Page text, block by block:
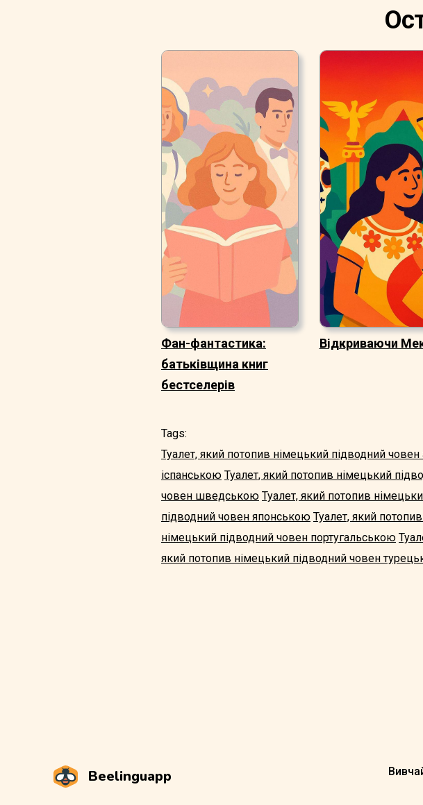
Фан-фантастика:
батьківщина книг
бестселерів
Відкриваючи
Tags:
Туалет, який потопив німецький підводний човен
іспанською Туалет, який потопив німецький
човен шведською Туалет, який потопив
підводний човен японською Туалет, який
німецький підводний човен португальською
який потопив німецький підводний човен
Beelinguapp